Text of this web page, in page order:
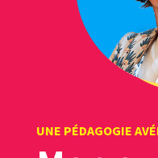
UNE PÉDAGOGIE